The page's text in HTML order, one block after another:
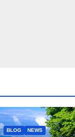
BLOG NEWS